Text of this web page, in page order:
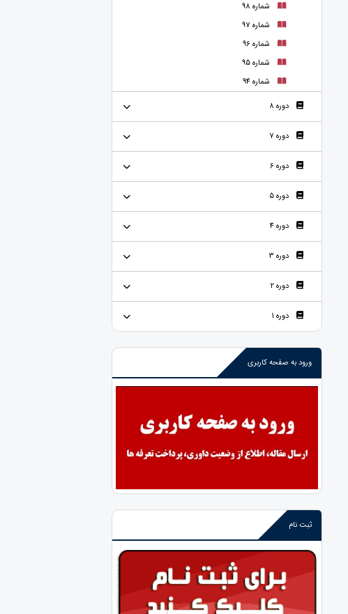
شماره 98
شماره 97
شماره 96
شماره 95
شماره 94
دوره 8
دوره 7
دوره 6
دوره 5
دوره 4
دوره 3
دوره 2
دوره 1
ورود به صفحه کاربری
ثبت نام